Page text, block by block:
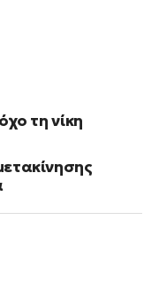
τη νίκη